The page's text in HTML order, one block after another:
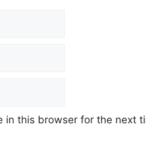
in this browser for the next